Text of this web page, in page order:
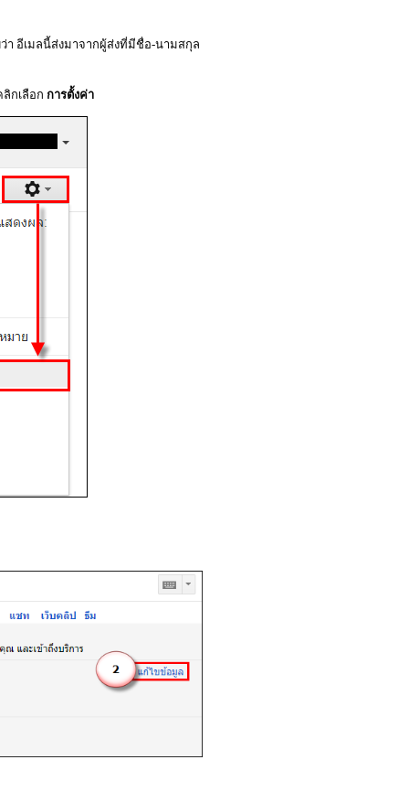
า อีเมลนี้ส่งมาจากผู้ส่งที่มีชื่อ-นามสกุล
กเลือก การตั้งค่า